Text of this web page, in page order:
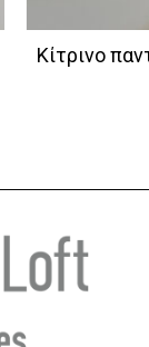
Κίτρινο